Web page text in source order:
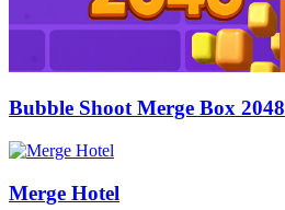
Bubble Shoot Merge Box 2048
Merge Hotel